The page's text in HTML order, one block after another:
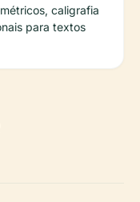
caligrafia
para textos